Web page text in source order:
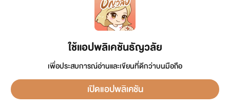
ใช้แอปพลิเคชันธัญวลัย
เพื่อประสบการณ์อ่านและเขียนที่ดีกว่าบนมือถือ
เปิดแอปพลิเคชัน
วิจารณญาณในการกลั่นกรองด้วยตนเอง และหากท่านพบข้อความใดๆ ที่ขัดต่อกฎหมายและศีลธรรม
เพื่อทีมงานจะได้ดำเนินการในทันที ทั้งนี้ ทางเว็บไซต์ขอสงวน
ลิขสิทธิ์ตามพระราชบัญญัติลิขสิทธิ์ (ฉบับเพิ่มเติม) พ.ศ.2558